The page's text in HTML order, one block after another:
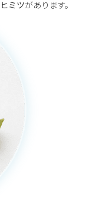
ミツがあります。